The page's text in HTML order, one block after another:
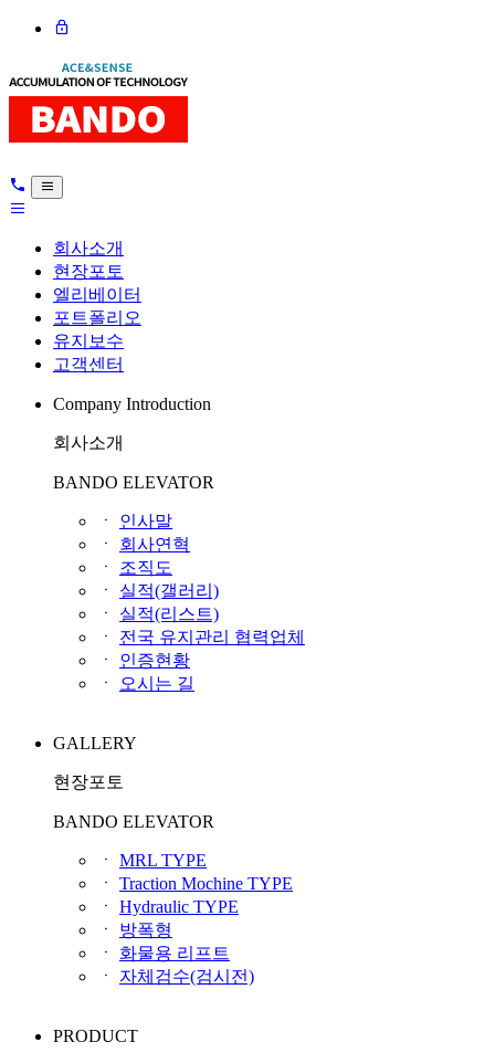
회사소개
현장포토
엘리베이터
포트폴리오
유지보수
고객센터
Company Introduction
회사소개
BANDO ELEVATOR
ㆍ 인사말
ㆍ 회사연혁
ㆍ 조직도
ㆍ 실적(갤러리)
ㆍ 실적(리스트)
ㆍ 전국 유지관리 협력업체
ㆍ 인증현황
ㆍ
오시는 길
GALLERY
현장포토
BANDO ELEVATOR
ㆍ MRL TYPE
ㆍ Traction Mochine TYPE
ㆍ Hydraulic TYPE
ㆍ 방폭형
ㆍ 화물용 리프트
ㆍ 자체검수(검시전)
PRODUCT